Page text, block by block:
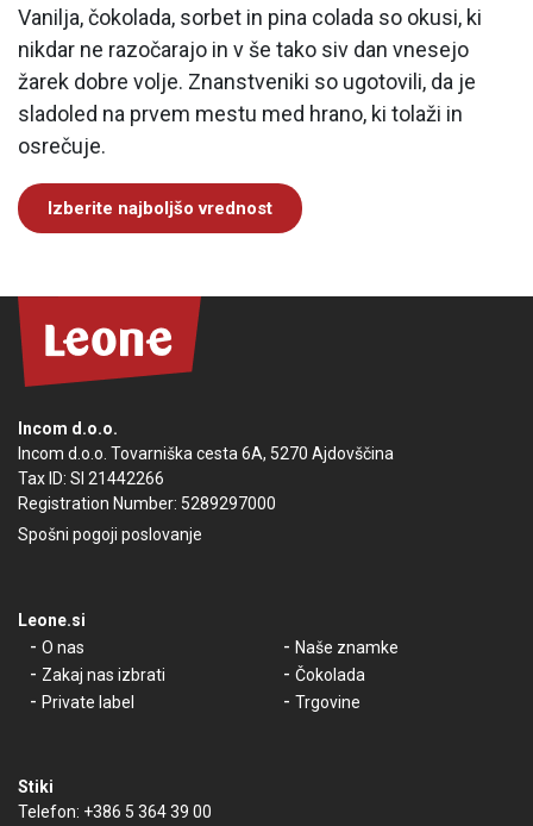
Vanilja, čokolada, sorbet in pina colada so okusi, ki
nikdar ne razočarajo in v še tako siv dan vnesejo
žarek dobre volje. Znanstveniki so ugotovili, da je
sladoled na prvem mestu med hrano, ki tolaži in
osrečuje.
Izberite najboljšo vrednost
Incom d.o.o.
Incom d.o.o. Tovarniška cesta 6A, 5270 Ajdovščina
Tax ID: SI 21442266
Registration Number: 5289297000
Spošni pogoji poslovanje
Leone.si
O nas
Zakaj nas izbrati
Private label
Naše znamke
Čokolada
Trgovine
Stiki
Telefon: +386 5 364 39 00